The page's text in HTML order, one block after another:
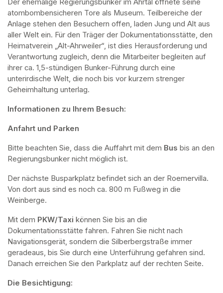
Der ehemalige Regierungsbunker im Ahrtal öffnete seine
atombombensicheren Tore als Museum. Teilbereiche der
Anlage stehen den Besuchern offen, laden Jung und Alt aus
aller Welt ein. Für den Träger der Dokumentationsstätte, den
Heimatverein „Alt-Ahrweiler“, ist dies Herausforderung und
Verantwortung zugleich, denn die Mitarbeiter begleiten auf
ihrer ca. 1,5-stündigen Bunker-Führung durch eine
unterirdische Welt, die noch bis vor kurzem strenger
Geheimhaltung unterlag.
Informationen zu Ihrem Besuch:
Anfahrt und Parken
Bitte beachten Sie, dass die Auffahrt mit dem Bus bis an den
Regierungsbunker nicht möglich ist.
Der nächste Busparkplatz befindet sich an der Roemervilla.
Von dort aus sind es noch ca. 800 m Fußweg in die
Weinberge.
Mit dem PKW/Taxi können Sie bis an die
Dokumentationsstätte fahren. Fahren Sie nicht nach
Navigationsgerät, sondern die Silberbergstraße immer
geradeaus, bis Sie durch eine Unterführung gefahren sind.
Danach erreichen Sie den Parkplatz auf der rechten Seite.
Die Besichtigung: